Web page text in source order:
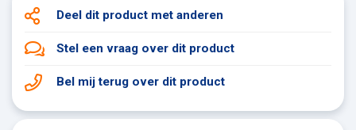
Deel dit product met anderen
Stel een vraag over dit product
Bel mij terug over dit product